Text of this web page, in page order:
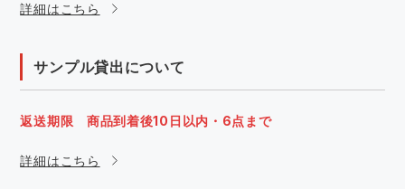
詳細はこちら
サンプル貸出について
返送期限 商品到着後10日以内・6点まで
詳細はこちら